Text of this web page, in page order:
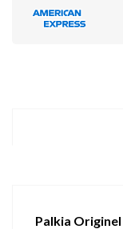
Palkia Originel